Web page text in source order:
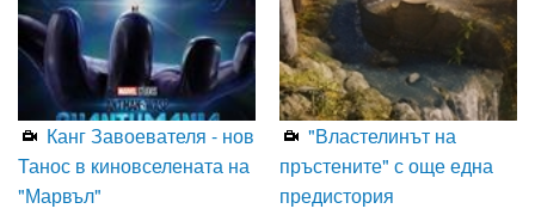
Канг Завоевателя - нов
Танос в киновселената на
"Марвъл"
"Властелинът на
пръстените" с още една
предистория